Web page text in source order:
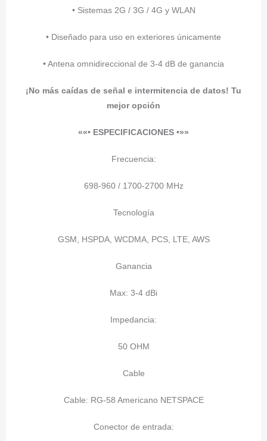
• Sistemas 2G / 3G / 4G y WLAN
• Diseñado para uso en exteriores únicamente
• Antena omnidireccional de 3-4 dB de ganancia
¡No más caídas de señal e intermitencia de datos! Tu
mejor opción
««• ESPECIFICACIONES •»»
Frecuencia:
698-960 / 1700-2700 MHz
Tecnología
GSM, HSPDA, WCDMA, PCS, LTE, AWS
Ganancia
Max: 3-4 dBi
Impedancia:
50 OHM
Cable
Cable: RG-58 Americano NETSPACE
Conector de entrada: